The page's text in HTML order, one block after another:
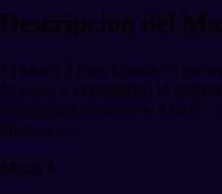
Descripción del
El Mazo 2 para Castillo 6
frescura y versatilidad al
contraparte anterior, el Mazo 1,
diferencias:
Mazo 1